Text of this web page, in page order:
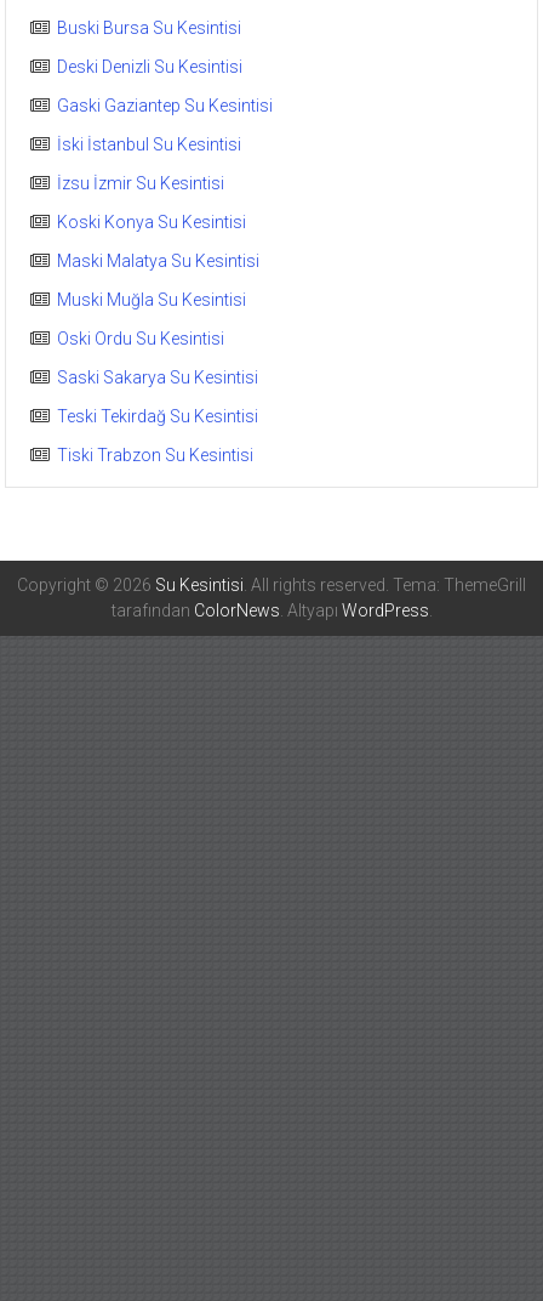
Buski Bursa Su Kesintisi
Deski Denizli Su Kesintisi
Gaski Gaziantep Su Kesintisi
İski İstanbul Su Kesintisi
İzsu İzmir Su Kesintisi
Koski Konya Su Kesintisi
Maski Malatya Su Kesintisi
Muski Muğla Su Kesintisi
Oski Ordu Su Kesintisi
Saski Sakarya Su Kesintisi
Teski Tekirdağ Su Kesintisi
Tiski Trabzon Su Kesintisi
Copyright © 2026 Su Kesintisi . All rights reserved. Tema: ThemeGrill
tarafından ColorNews . Altyapı WordPress